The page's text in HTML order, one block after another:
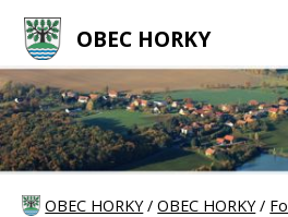
OBEC HORKY
OBEC HORKY/OBEC HORKY/